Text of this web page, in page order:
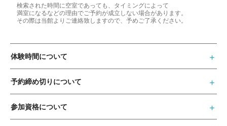
検索された時間に空室であっても、タイミングによって
満室になるなどの理由でご予約が成立しない場合があります。
その際は当館よりご連絡致しますので、予めご了承ください。
体験時間について
予約締め切りについて
参加資格について